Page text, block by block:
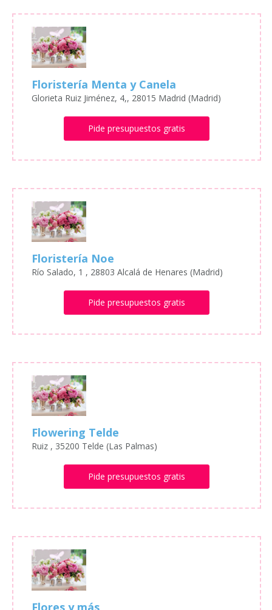
Floristería Menta y Canela
Glorieta Ruiz Jiménez, 4,, 28015 Madrid (Madrid)
Pide presupuestos gratis
Floristería Noe
Río Salado, 1 , 28803 Alcalá de Henares (Madrid)
Pide presupuestos gratis
Flowering Telde
Ruiz , 35200 Telde (Las Palmas)
Pide presupuestos gratis
Flores y más